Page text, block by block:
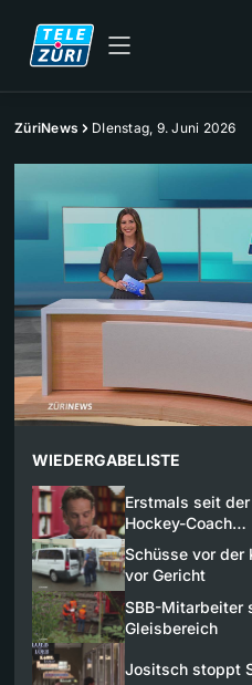
ZüriNews DIenstag, 9. Juni 2026
WIEDERGABELISTE
Erstmals seit
Hockey-Coach…
Schüsse vor der
vor Gericht
SBB-Mitarbeiter
Gleisbereich
Jositsch stoppt